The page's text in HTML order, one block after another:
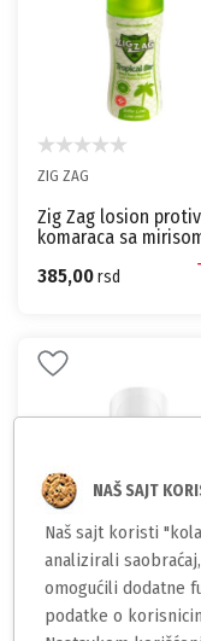
ZIG ZAG
Zig Zag losion protiv
komaraca sa
385,00rsd
chicco
NAŠ SAJT
Naš sajt koristi
analizirali
omogućili dodatne
podatke o